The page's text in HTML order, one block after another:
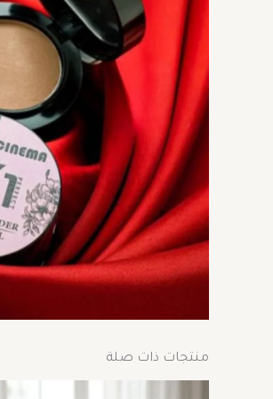
منتجات ذات صلة
السعر